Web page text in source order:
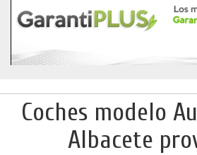
Coches modelo
Albacete